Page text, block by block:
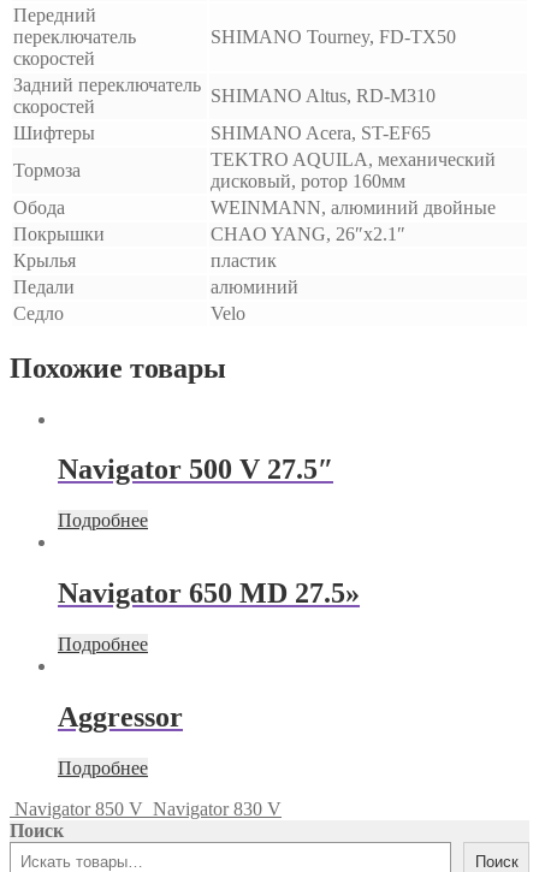
Передний
переключатель
скоростей
SHIMANO Tourney, FD-TX50
Задний переключатель
скоростей
SHIMANO Altus, RD-M310
Шифтеры
SHIMANO Acera, ST-EF65
Тормоза
TEKTRO AQUILA, механический
дисковый, ротор 160мм
Обода
WEINMANN, алюминий двойные
Покрышки
CHAO YANG, 26″x2.1″
Крылья
пластик
Педали
алюминий
Седло
Velo
Похожие товары
Navigator 500 V 27.5″
Подробнее
Navigator 650 MD 27.5»
Подробнее
Aggressor
Подробнее
Navigator 850 V Navigator 830 V
Поиск
Поиск